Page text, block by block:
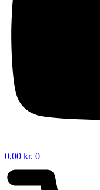
0,00 kr. 0